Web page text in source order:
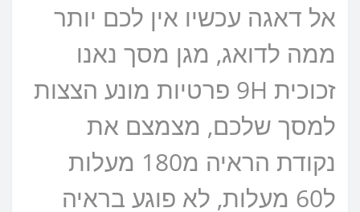
אל דאגה עכשיו אין לכם יותר
ממה לדואג, מגן מסך נאנו
זכוכית 9H פרטיות מונע הצצות
למסך שלכם, מצמצם את
נקודת הראיה מ180 מעלות
ל60 מעלות, לא פוגע בראיה